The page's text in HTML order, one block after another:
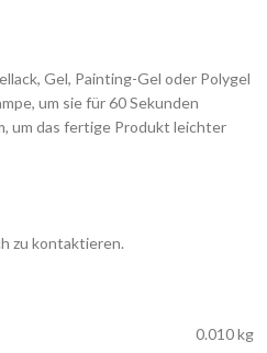
Gel, Painting-Gel oder Polygel
um sie für 60 Sekunden
um das fertige Produkt leichter
zu kontaktieren.
0.010 kg